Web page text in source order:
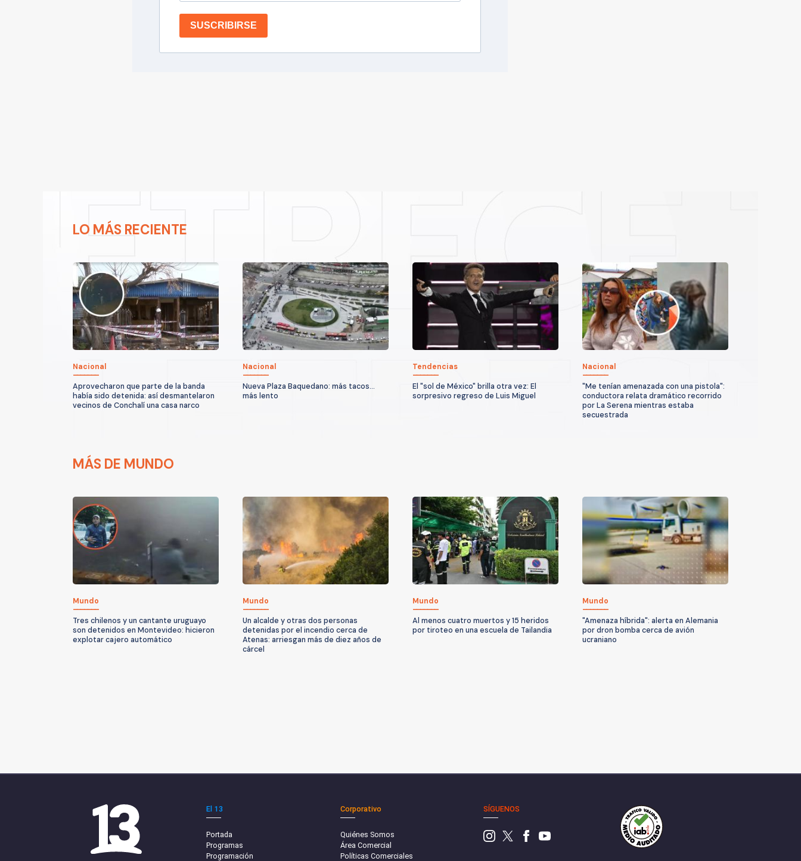
SUSCRIBIRSE
LO MÁS RECIENTE
Nacional
Aprovecharon que parte de la banda
había sido detenida: así desmantelaron
vecinos de Conchalí una casa narco
Nacional
Nueva Plaza Baquedano: más tacos...
más lento
Tendencias
El "sol de México" brilla otra vez: El
sorpresivo regreso de Luis Miguel
Nacional
"Me tenían amenazada con una pistola":
conductora relata dramático recorrido
por La Serena mientras estaba
secuestrada
MÁS DE MUNDO
Mundo
Tres chilenos y un cantante uruguayo
son detenidos en Montevideo: hicieron
explotar cajero automático
Mundo
Un alcalde y otras dos personas
detenidas por el incendio cerca de
Atenas: arriesgan más de diez años de
cárcel
Mundo
Al menos cuatro muertos y 15 heridos
por tiroteo en una escuela de Tailandia
Mundo
"Amenaza híbrida": alerta en Alemania
por dron bomba cerca de avión
ucraniano
El 13
Portada
Programas
Programación
Corporativo
Quiénes Somos
Área Comercial
Políticas Comerciales
SÍGUENOS